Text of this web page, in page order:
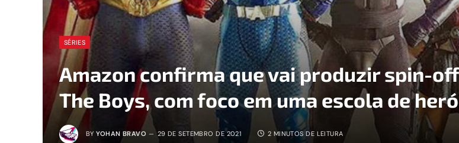
SÉRIES
Amazon confirma que vai produzir spin-
The Boys, com foco em uma escola de
BY YOHAN BRAVO 29 DE SETEMBRO DE 2021 2 MINUTOS DE LEITURA